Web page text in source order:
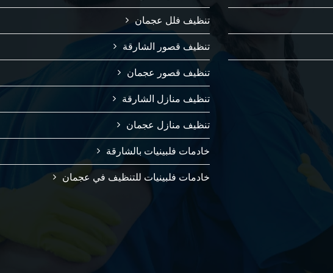
تنظيف فلل عجمان
تنظيف قصور الشارقة
تنظيف قصور عجمان
تنظيف منازل الشارقة
تنظيف منازل عجمان
خادمات فلبينيات بالشارقة
خادمات فلبينيات للتنظيف في عجمان